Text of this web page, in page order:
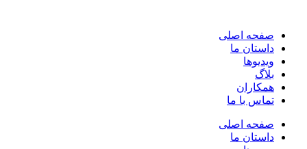
محتوا
صفحه اصلی
داستان ما
ویدیوها
بلاگ
همکاران
تماس با ما
صفحه اصلی
داستان ما